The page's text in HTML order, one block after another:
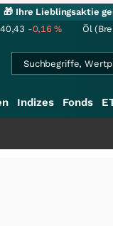
🎁 Ihre Lieblingsaktie
-0,16% Öl
Indizes Fonds